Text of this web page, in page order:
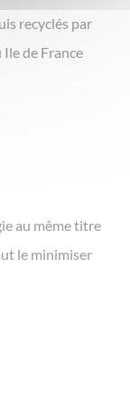
recyclés par
de France
au même titre
le minimiser